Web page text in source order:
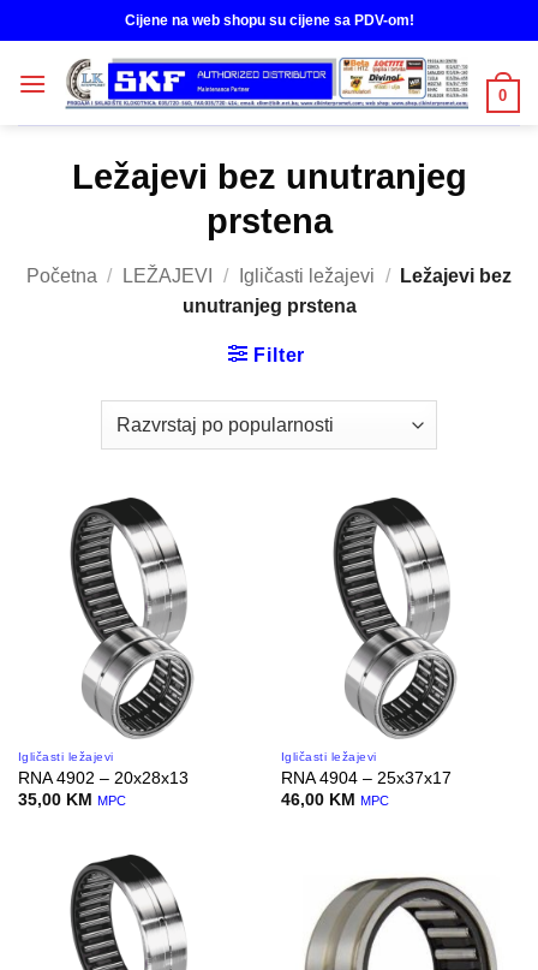
to
content
Cijene na web shopu su cijene sa PDV-om!
0
Ležajevi bez unutranjeg
prstena
Početna / LEŽAJEVI / Igličasti ležajevi /
Ležajevi bez
unutranjeg prstena
Filter
Igličasti ležajevi
RNA 4902 – 20x28x13
35,00 KM MPC
Igličasti ležajevi
RNA 4904 – 25x37x17
46,00 KM MPC